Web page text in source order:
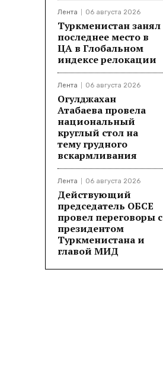
Лента 06 августа 2026
Туркменистан занял
последнее место в
ЦА в Глобальном
индексе релокации
Лента 06 августа 2026
Огулджахан
Атабаева провела
национальный
круглый стол на
тему грудного
вскармливания
Лента 06 августа 2026
Действующий
председатель ОБСЕ
провел переговоры с
президентом
Туркменистана и
главой МИД